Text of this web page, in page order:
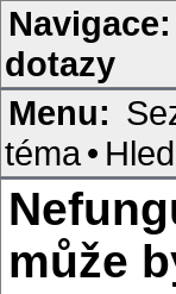
Navigace:
dotazy
Menu:
téma•
může